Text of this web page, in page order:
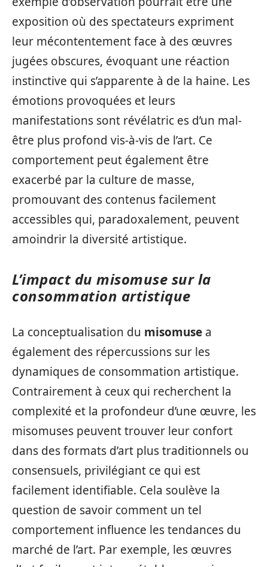
exposition où des spectateurs expriment
leur mécontentement face à des œuvres
jugées obscures, évoquant une réaction
instinctive qui s’apparente à de la haine. Les
émotions provoquées et leurs
manifestations sont révélatric es d’un mal-
être plus profond vis-à-vis de l’art. Ce
comportement peut également être
exacerbé par la culture de masse,
promouvant des contenus facilement
accessibles qui, paradoxalement, peuvent
amoindrir la diversité artistique.
L’impact du misomuse sur la
consommation artistique
La conceptualisation du misomuse a
également des répercussions sur les
dynamiques de consommation artistique.
Contrairement à ceux qui recherchent la
complexité et la profondeur d’une œuvre, les
misomuses peuvent trouver leur confort
dans des formats d’art plus traditionnels ou
consensuels, privilégiant ce qui est
facilement identifiable. Cela soulève la
question de savoir comment un tel
comportement influence les tendances du
marché de l’art. Par exemple, les œuvres